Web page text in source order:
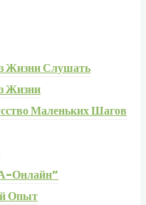
Жизни Слушать
Жизни
Маленьких Шагов
Онлайн”
Опыт